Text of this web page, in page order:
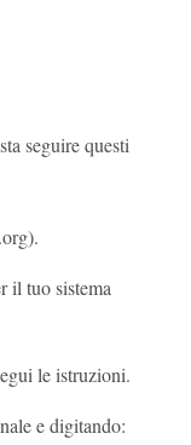
seguire questi
il tuo sistema
le istruzioni.
e digitando: